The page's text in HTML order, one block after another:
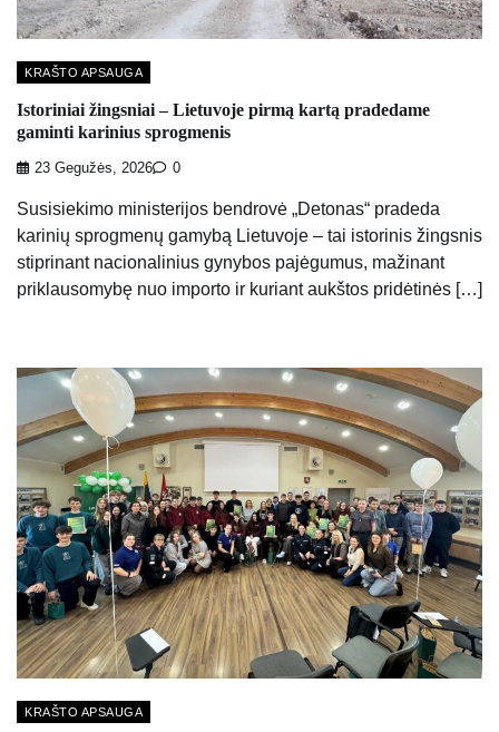
KRAŠTO APSAUGA
Istoriniai žingsniai – Lietuvoje pirmą kartą pradedame
gaminti karinius sprogmenis
23 Gegužės, 2026 0
Susisiekimo ministerijos bendrovė „Detonas“ pradeda
karinių sprogmenų gamybą Lietuvoje – tai istorinis žingsnis
stiprinant nacionalinius gynybos pajėgumus, mažinant
priklausomybę nuo importo ir kuriant aukštos pridėtinės […]
KRAŠTO APSAUGA